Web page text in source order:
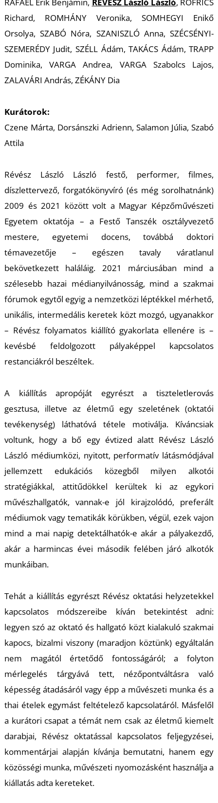
RAFAEL Erik Benjámin, RÉVÉSZ László László, ROFRICS
Richard, ROMHÁNY Veronika, SOMHEGYI Enikő
Orsolya, SZABÓ Nóra, SZANISZLÓ Anna, SZÉCSÉNYI-
SZEMERÉDY Judit, SZÉLL Ádám, TAKÁCS Ádám, TRAPP
Dominika, VARGA Andrea, VARGA Szabolcs Lajos,
ZALAVÁRI András, ZÉKÁNY Dia
Kurátorok:
Czene Márta, Dorsánszki Adrienn, Salamon Júlia, Szabó
Attila
Révész László László festő, performer, filmes,
díszlettervező, forgatókönyvíró (és még sorolhatnánk)
2009 és 2021 között volt a Magyar Képzőművészeti
Egyetem oktatója – a Festő Tanszék osztályvezető
mestere, egyetemi docens, továbbá doktori
témavezetője – egészen tavaly váratlanul
bekövetkezett haláláig. 2021 márciusában mind a
szélesebb hazai médianyilvánosság, mind a szakmai
fórumok egytől egyig a nemzetközi léptékkel mérhető,
unikális, intermedális keretek közt mozgó, ugyanakkor
– Révész folyamatos kiállító gyakorlata ellenére is –
kevésbé feldolgozott pályaképpel kapcsolatos
restanciákról beszéltek.
A kiállítás apropóját egyrészt a tiszteletlerovás
gesztusa, illetve az életmű egy szeletének (oktatói
tevékenység) láthatóvá tétele motiválja. Kíváncsiak
voltunk, hogy a bő egy évtized alatt Révész László
László médiumközi, nyitott, performatív látásmódjával
jellemzett edukációs közegből milyen alkotói
stratégiákkal, attitűdökkel kerültek ki az egykori
művészhallgatók, vannak-e jól kirajzolódó, preferált
médiumok vagy tematikák körükben, végül, ezek vajon
mind a mai napig detektálhatók-e akár a pályakezdő,
akár a harmincas évei második felében járó alkotók
munkáiban.
Tehát a kiállítás egyrészt Révész oktatási helyzetekkel
kapcsolatos módszereibe kíván betekintést adni:
legyen szó az oktató és hallgató közt kialakuló szakmai
kapocs, bizalmi viszony (maradjon köztünk) egyáltalán
nem magától értetődő fontosságáról; a folyton
mérlegelés tárgyává tett, nézőpontváltásra való
képesség átadásáról vagy épp a művészeti munka és a
thai ételek egymást feltételező kapcsolatáról. Másfelől
a kurátori csapat a témát nem csak az életmű kiemelt
darabjai, Révész oktatással kapcsolatos feljegyzései,
kommentárjai alapján kívánja bemutatni, hanem egy
közösségi munka, művészeti nyomozásként használja a
kiállatás adta kereteket.